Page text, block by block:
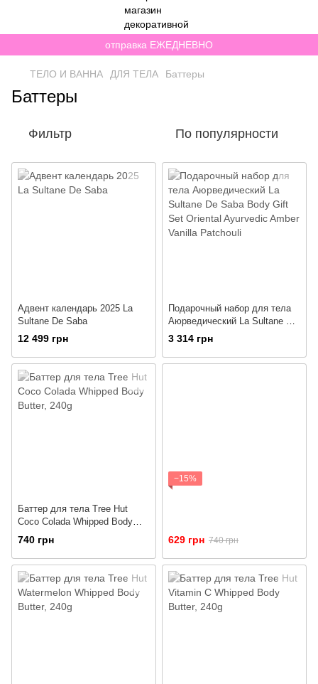
отправка ЕЖЕДНЕВНО
ТЕЛО И ВАННА ДЛЯ ТЕЛА Баттеры
Баттеры
Фильтр По популярности
Адвент календарь 2025 La
Sultane De Saba
12 499 грн
Подарочный набор для тела
Аюрведический La Sultane De
Saba Body Gift Set Oriental
Ayurvedic Amber Vanilla
Patchouli
3 314 грн
Баттер для тела Tree Hut
Coco Colada Whipped Body
Butter, 240g
740 грн
−15%
629 грн 740 грн